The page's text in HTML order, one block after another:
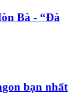
Bà - “Đà
bạn nhất